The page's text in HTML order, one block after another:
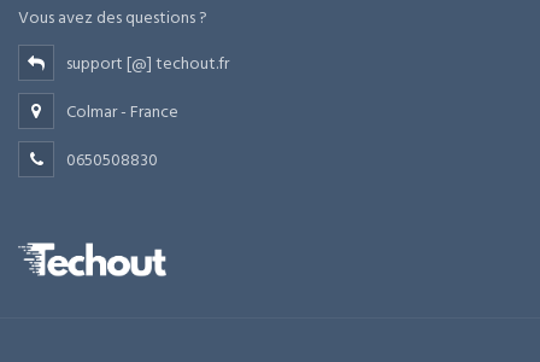
Vous avez des questions ?
support [@] techout.fr
Colmar - France
0650508830